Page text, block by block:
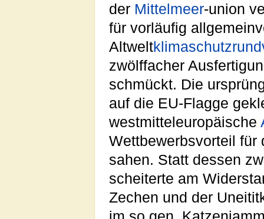
der Mittelmeer-union
für vorläufig
Altwelt
zwölffacher
schmückt. Die
auf die EU-Flagge
westmitteleuropäische
Wettbewerbsvorteil
sahen. Statt dessen
scheiterte am
Zechen und der